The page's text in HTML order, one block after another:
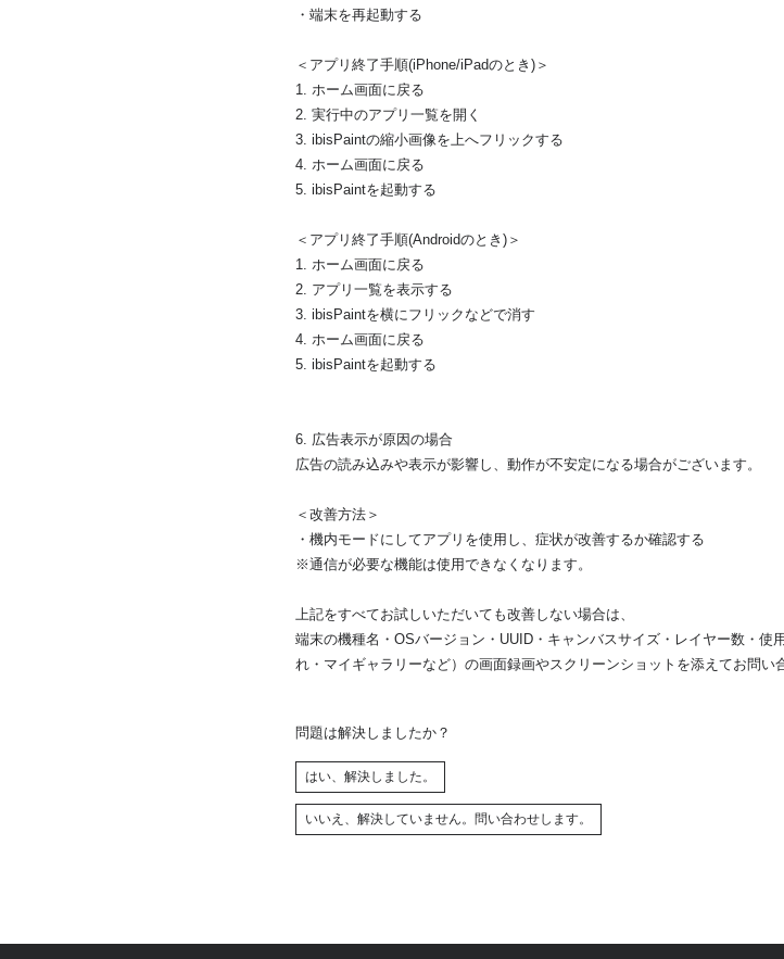
・端末を再起動する
＜アプリ終了手順(iPhone/iPadのとき)＞
1. ホーム画面に戻る
2. 実行中のアプリ一覧を開く
3. ibisPaintの縮小画像を上へフリックする
4. ホーム画面に戻る
5. ibisPaintを起動する
＜アプリ終了手順(Androidのとき)＞
1. ホーム画面に戻る
2. アプリ一覧を表示する
3. ibisPaintを横にフリックなどで消す
4. ホーム画面に戻る
5. ibisPaintを起動する
6. 広告表示が原因の場合
広告の読み込みや表示が影響し、動作が不安定になる場合がございます。
＜改善方法＞
・機内モードにしてアプリを使用し、症状が改善するか確認する
※通信が必要な機能は使用できなくなります。
上記をすべてお試しいただいても改善しない場合は、
端末の機種名・OSバージョン・UUID・キャンバスサイズ・レイヤー数・使
れ・マイギャラリーなど）の画面録画やスクリーンショットを添えてお問い
問題は解決しましたか？